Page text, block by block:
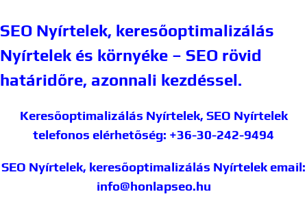
SEO Nyírtelek, keresőoptimalizálás
Nyírtelek és környéke – SEO rövid
határidőre, azonnali kezdéssel.
Keresőoptimalizálás Nyírtelek, SEO Nyírtelek
telefonos elérhetőség: +36-30-242-9494
SEO Nyírtelek, keresőoptimalizálás Nyírtelek email:
info@honlapseo.hu